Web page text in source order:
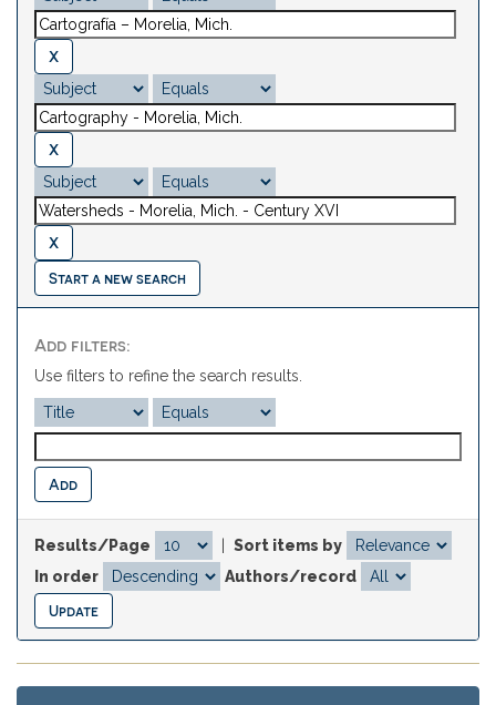
Start a new search
Add filters:
Use filters to refine the search results.
Results/Page
Sort items by
In order
Authors/record